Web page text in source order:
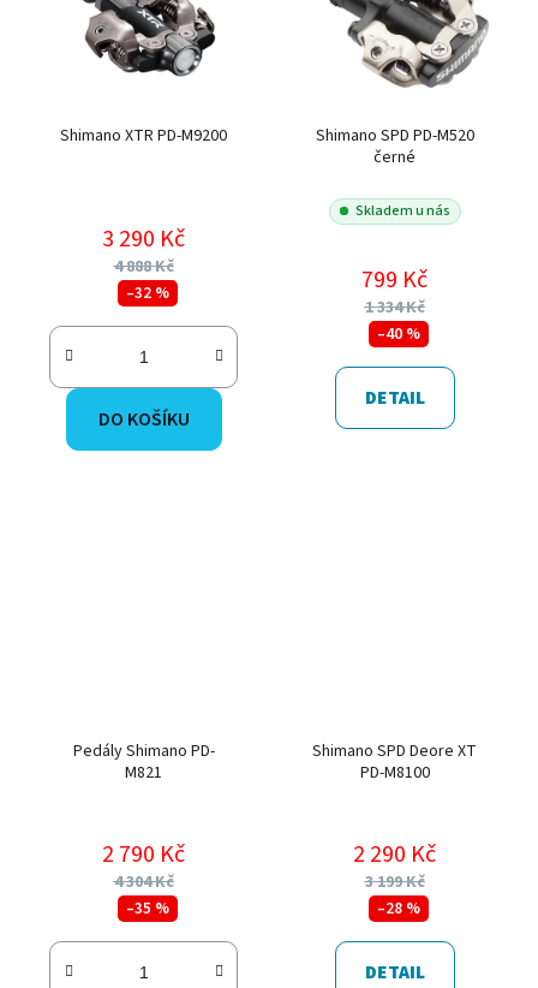
Shimano XTR PD-M9200
3 290 Kč
4 888 Kč
–32 %
DO KOŠÍKU
Shimano SPD PD-M520
černé
Skladem u nás
799 Kč
1 334 Kč
–40 %
DETAIL
Pedály Shimano PD-
M821
2 790 Kč
4 304 Kč
–35 %
Shimano SPD Deore XT
PD-M8100
2 290 Kč
3 199 Kč
–28 %
DETAIL